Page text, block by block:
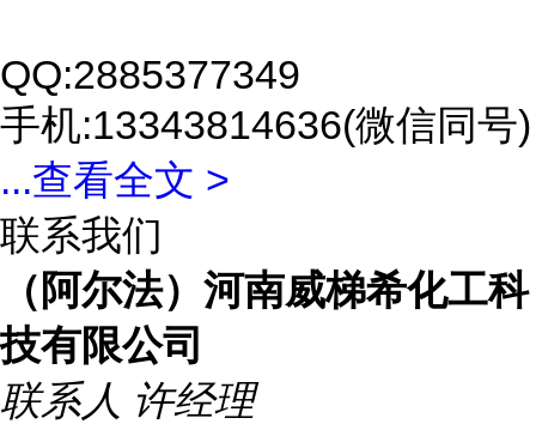
QQ:2885377349
手机:13343814636(微信同号)
...查看全文 >
联系我们
（阿尔法）河南威梯希化工科
技有限公司
联系人 许经理